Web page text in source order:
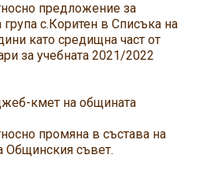
предложение за
с.Коритен в Списъка на
като средищна част от
за учебната 2021/2022
кмет на общината
промяна в състава на
Общинския съвет.